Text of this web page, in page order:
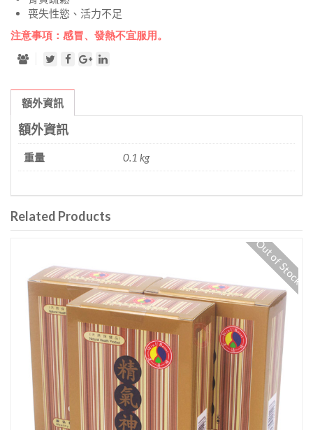
喪失性慾、活力不足
注意事項：感冒、發熱不宜服用。
額外資訊
額外資訊
重量 0.1 kg
Related Products
Out of Stock